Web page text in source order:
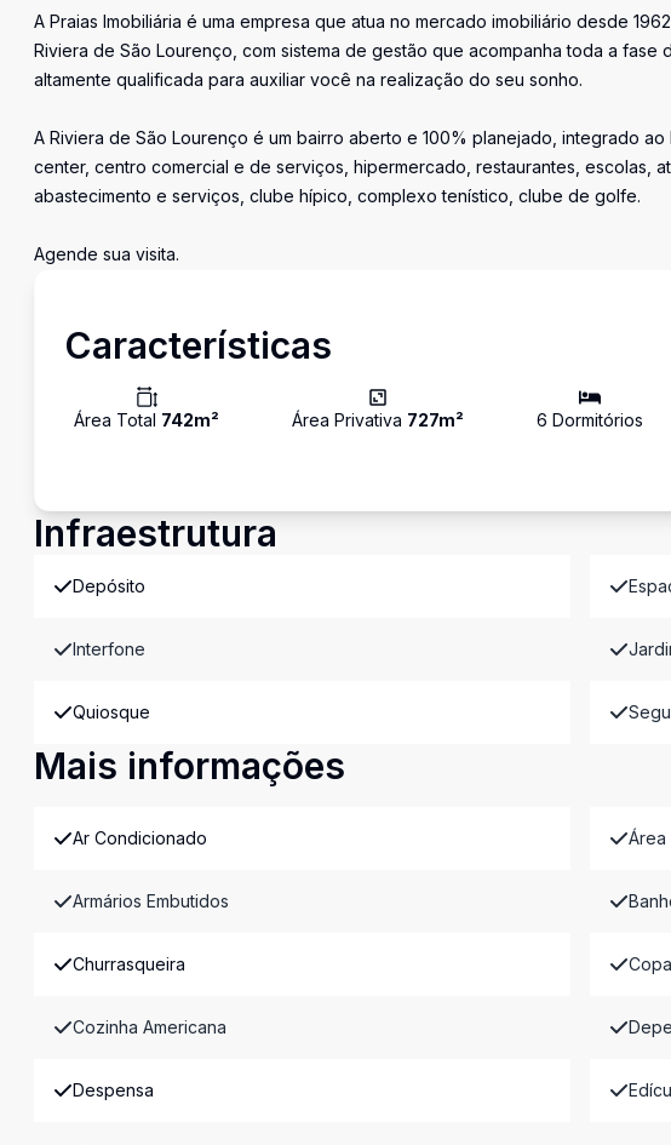
A Praias Imobiliária é uma empresa que atua no mercado imobiliário desde
Riviera de São Lourenço, com sistema de gestão que acompanha toda a
altamente qualificada para auxiliar você na realização do seu sonho.
A Riviera de São Lourenço é um bairro aberto e 100% planejado, integrado
center, centro comercial e de serviços, hipermercado, restaurantes, escolas,
abastecimento e serviços, clube hípico, complexo tenístico, clube de golfe.
Agende sua visita.
Características
Área Total 742m² Área Privativa 727m² 6 Dormitórios
Infraestrutura
Depósito
Interfone
Quiosque
Mais informações
Ar Condicionado Área
Armários Embutidos
Churrasqueira Copa
Cozinha Americana
Despensa